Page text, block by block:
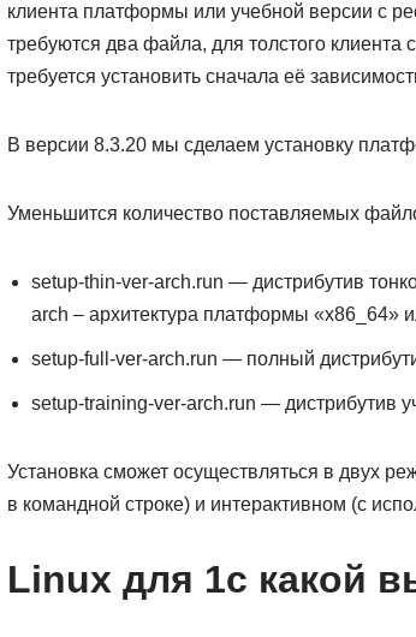
клиента платформы или учебной версии с
требуются два файла, для толстого
требуется установить сначала её
В версии 8.3.20 мы сделаем установку
Уменьшится количество поставляемых
setup-thin-ver-arch.run — дистрибутив
arch – архитектура платформы «x86_64»
setup-full-ver-arch.run — полный
setup-training-ver-arch.run — дистрибутив
Установка сможет осуществляться в двух
в командной строке) и интерактивном (с
Linux для 1с какой